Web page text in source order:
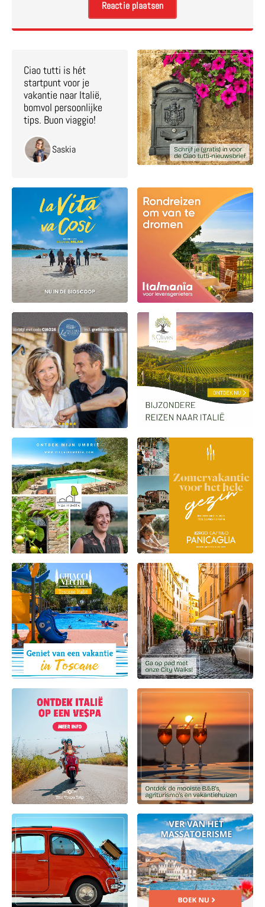
Ciao tutti is hét
startpunt voor je
vakantie naar Italië,
bomvol persoonlijke
tips. Buon viaggio!
Saskia